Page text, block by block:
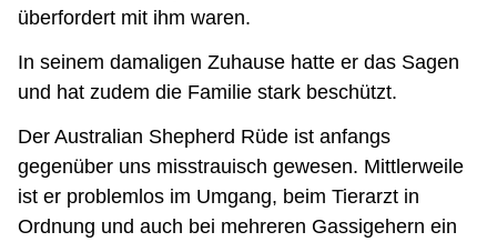
überfordert mit ihm waren.
In seinem damaligen Zuhause hatte er das Sagen
und hat zudem die Familie stark beschützt.
Der Australian Shepherd Rüde ist anfangs
gegenüber uns misstrauisch gewesen. Mittlerweile
ist er problemlos im Umgang, beim Tierarzt in
Ordnung und auch bei mehreren Gassigehern ein